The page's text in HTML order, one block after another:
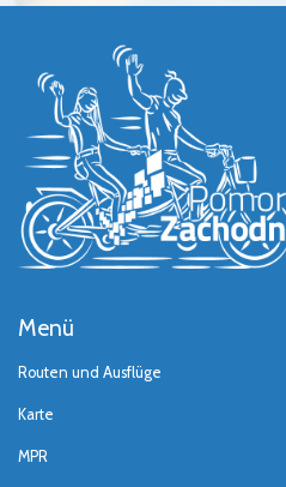
Menü
Routen und Ausflüge
Karte
MPR